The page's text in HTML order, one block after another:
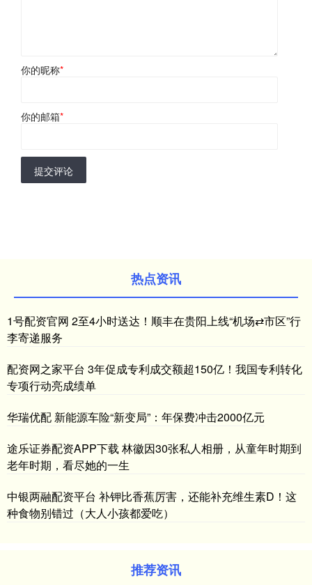
你的昵称*
你的邮箱*
提交评论
热点资讯
1号配资官网 2至4小时送达！顺丰在贵阳上线“机场⇄市区”行
李寄递服务
配资网之家平台 3年促成专利成交额超150亿！我国专利转化
专项行动亮成绩单
华瑞优配 新能源车险“新变局”：年保费冲击2000亿元
途乐证券配资APP下载 林徽因30张私人相册，从童年时期到
老年时期，看尽她的一生
中银两融配资平台 补钾比香蕉厉害，还能补充维生素D！这
种食物别错过（大人小孩都爱吃）
推荐资讯